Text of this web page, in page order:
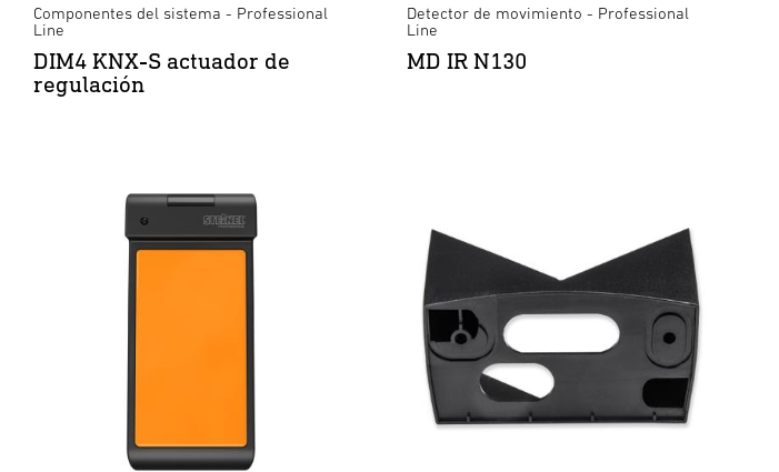
Componentes del sistema - Professional
Line
DIM4 KNX-S actuador de
regulación
Detector de movimiento - Professional
Line
MD IR N130